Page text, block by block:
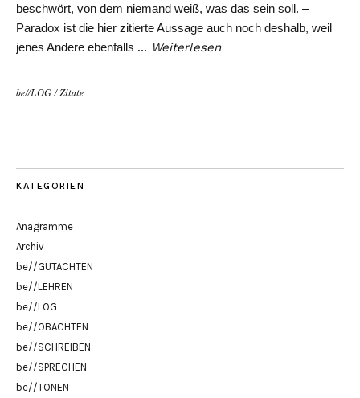
beschwört, von dem niemand weiß, was das sein soll. –
Paradox ist die hier zitierte Aussage auch noch deshalb, weil
jenes Andere ebenfalls … Weiterlesen
be//LOG /Zitate
KATEGORIEN
Anagramme
Archiv
be//GUTACHTEN
be//LEHREN
be//LOG
be//OBACHTEN
be//SCHREIBEN
be//SPRECHEN
be//TONEN